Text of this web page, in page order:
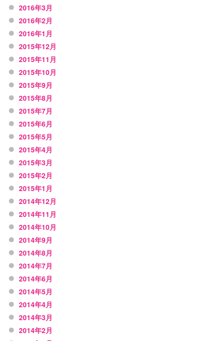
2016年3月
2016年2月
2016年1月
2015年12月
2015年11月
2015年10月
2015年9月
2015年8月
2015年7月
2015年6月
2015年5月
2015年4月
2015年3月
2015年2月
2015年1月
2014年12月
2014年11月
2014年10月
2014年9月
2014年8月
2014年7月
2014年6月
2014年5月
2014年4月
2014年3月
2014年2月